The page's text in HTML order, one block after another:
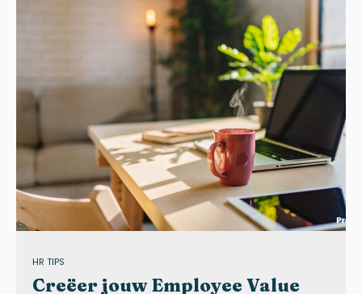
HR TIPS
Creëer jouw Employee Value